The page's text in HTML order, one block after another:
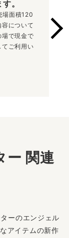
。
場面積120
について
場で現金で
てご利用い
ー 関連
ーのエンジェル
アイテムの新作